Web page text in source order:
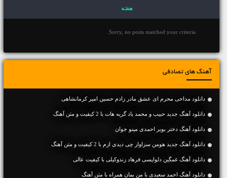
هفته
Sorry, no posts matched your criteria.
آهنگ های تصادفی
دانلود مداحی محرم ای عشق مادر زادم حسین امیر کرمانشاهی
دانلود آهنگ جديد حبیب و محمد یاد گریه هات با 2 کیفیت و متن آهنگ
دانلود آهنگ دختر بویر احمدی مینو جوان
دانلود آهنگ جديد هومن سزاوار چی دیدی ازم با 2 کیفیت و متن آهنگ
دانلود آهنگ غمگین دلواپسی فرهاد زندوکیلی با کیفیت عالی
دانلود آهنگ احمد سعیدی با من بمان همراه با متن آهنگ